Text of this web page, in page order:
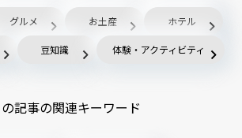
グルメ お土産 ホテル
豆知識 体験・アクティビティ
記事の関連キーワード